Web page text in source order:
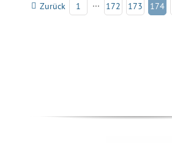
Zurück 1 ··· 172 173 174